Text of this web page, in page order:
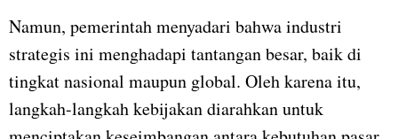
Namun, pemerintah menyadari bahwa industri
strategis ini menghadapi tantangan besar, baik di
tingkat nasional maupun global. Oleh karena itu,
langkah-langkah kebijakan diarahkan untuk